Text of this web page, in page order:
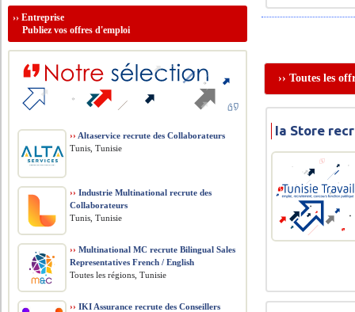
›› Toutes les
Ia Store
››Entreprise
Publiez vos offres d'emploi
›› Altaservice recrute des Collaborateurs
Tunis, Tunisie
›› Industrie Multinational recrute des
Collaborateurs
Tunis, Tunisie
›› Multinational MC recrute Bilingual Sales
Representatives French / English
Toutes les régions, Tunisie
›› IKI Assurance recrute des Conseillers